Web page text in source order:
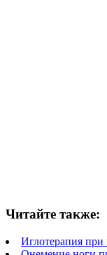
Читайте также:
Иглотерапия